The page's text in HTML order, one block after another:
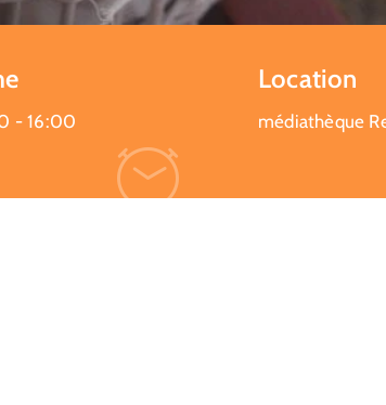
-16:00
Location
médiathèque